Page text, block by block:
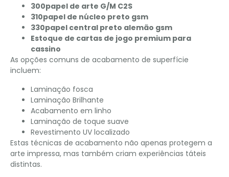
300papel de arte G/M C2S
310papel de núcleo preto gsm
330papel central preto alemão gsm
Estoque de cartas de jogo premium para
cassino
As opções comuns de acabamento de superfície
incluem:
Laminação fosca
Laminação Brilhante
Acabamento em linho
Laminação de toque suave
Revestimento UV localizado
Estas técnicas de acabamento não apenas protegem a
arte impressa, mas também criam experiências táteis
distintas.